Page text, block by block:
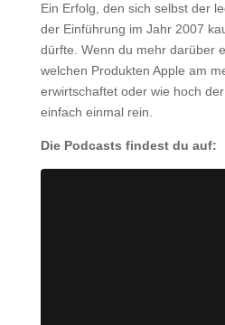
Ein Erfolg, den sich selbst der
der Einführung im Jahr 2007
dürfte. Wenn du mehr darüber
welchen Produkten Apple am
erwirtschaftet oder wie hoch
einfach einmal rein.
Die Podcasts findest du auf: